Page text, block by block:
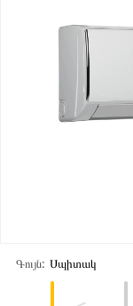
Գույն: Սպիտակ